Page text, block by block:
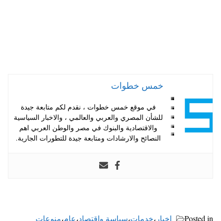
خمس خطوات
في موقع خمس خطوات ، نقدم لكم متابعة جيدة
للشأن المصري والعربي والعالمي ، والاخبار السياسية
والاقتصادية والبنوك في مصر والوطن العربي اهم
النصائح والارشادات ومتابعة جيدة للتطورات الجارية.
Posted in اخبار ،خدمات،سياسة واقتصاد،عام،منوعات